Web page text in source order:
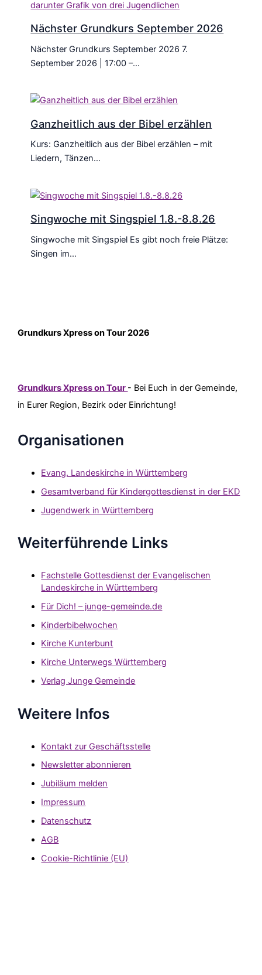
Nächster Grundkurs September 2026
Nächster Grundkurs September 2026 7.
September 2026 | 17:00 –…
Ganzheitlich aus der Bibel erzählen
Kurs: Ganzheitlich aus der Bibel erzählen – mit
Liedern, Tänzen…
Singwoche mit Singspiel 1.8.-8.8.26
Singwoche mit Singspiel Es gibt noch freie Plätze:
Singen im…
Grundkurs Xpress on Tour 2026
Grundkurs Xpress on Tour - Bei Euch in der Gemeinde,
in Eurer Region, Bezirk oder Einrichtung!
Organisationen
Evang. Landeskirche in Württemberg
Gesamtverband für Kindergottesdienst in der EKD
Jugendwerk in Württemberg
Weiterführende Links
Fachstelle Gottesdienst der Evangelischen
Landeskirche in Württemberg
Für Dich! – junge-gemeinde.de
Kinderbibelwochen
Kirche Kunterbunt
Kirche Unterwegs Württemberg
Verlag Junge Gemeinde
Weitere Infos
Kontakt zur Geschäftsstelle
Newsletter abonnieren
Jubiläum melden
Impressum
Datenschutz
AGB
Cookie-Richtlinie (EU)